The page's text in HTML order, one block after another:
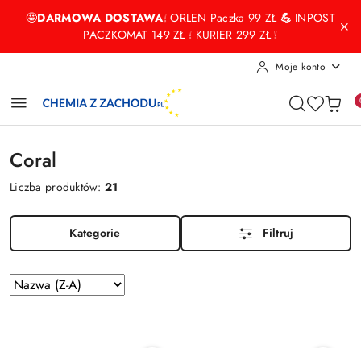
Przejdź do treści głównej
Przejdź do wyszukiwarki
Przejdź do moje konto
Przejdź do menu głównego
Przejdź do stopki
🤩DARMOWA DOSTAWA❕ ORLEN Paczka 99 ZŁ💪 INPOST
PACZKOMAT 149 ZŁ ❕ KURIER 299 ZŁ ❕
Moje konto
Coral
Liczba produktów:21
Kategorie Filtruj
Zastosowano
sortowanie:
Sortuj
według